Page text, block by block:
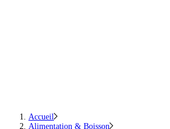
Accueil
Alimentation & Boisson